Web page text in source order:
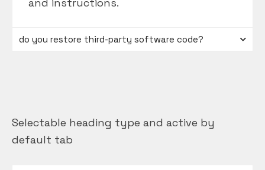
do you restore third-party software code?
Selectable heading type and active by
default tab